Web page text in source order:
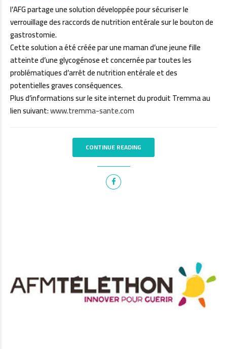
l’AFG partage une solution développée pour sécuriser le
verrouillage des raccords de nutrition entérale sur le bouton de
gastrostomie.
Cette solution a été créée par une maman d’une jeune fille
atteinte d’une glycogénose et concernée par toutes les
problématiques d’arrêt de nutrition entérale et des
potentielles graves conséquences.
Plus d’informations sur le site internet du produit Tremma au
lien suivant:www.tremma-sante.com
CONTINUE READING